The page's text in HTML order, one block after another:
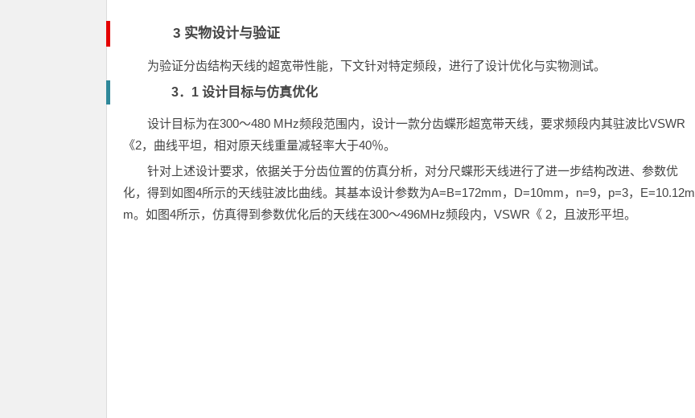
3 实物设计与验证
为验证分齿结构天线的超宽带性能，下文针对特定频段，进行了设计优化与实物测试。
3．1 设计目标与仿真优化
设计目标为在300～480 MHz频段范围内，设计一款分齿蝶形超宽带天线，要求频段内其驻波比VSWR
《2，曲线平坦，相对原天线重量减轻率大于40％。
针对上述设计要求，依据关于分齿位置的仿真分析，对分尺蝶形天线进行了进一步结构改进、参数优
化，得到如图4所示的天线驻波比曲线。其基本设计参数为A=B=172mm，D=10mm，n=9，p=3，E=10.12m
m。如图4所示，仿真得到参数优化后的天线在300～496MHz频段内，VSWR《 2，且波形平坦。